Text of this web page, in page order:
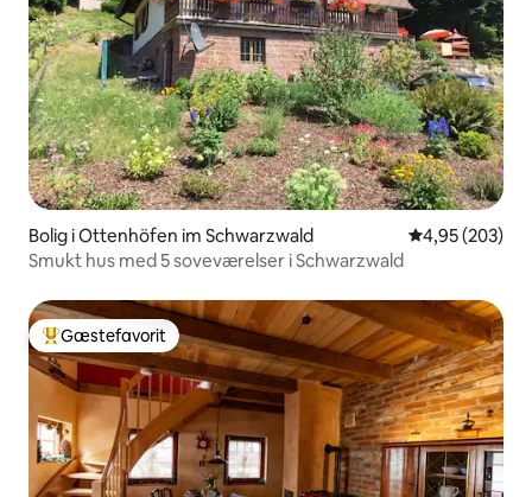
Bolig i Ottenhöfen im Schwarzwald 4,95 ud af 5 i
4,95 (203)
Smukt hus med 5 soveværelser i Schwarzwald
Bedste gæstefavorit
Gæstefavorit